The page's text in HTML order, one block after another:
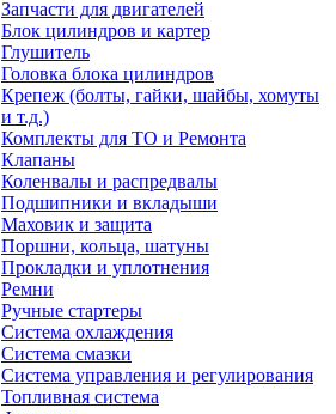
Запчасти для двигателей
Блок цилиндров и картер
Глушитель
Головка блока цилиндров
Крепеж (болты, гайки, шайбы, хомуты
и т.д.)
Комплекты для ТО и Ремонта
Клапаны
Коленвалы и распредвалы
Подшипники и вкладыши
Маховик и защита
Поршни, кольца, шатуны
Прокладки и уплотнения
Ремни
Ручные стартеры
Система охлаждения
Система смазки
Система управления и регулирования
Топливная система